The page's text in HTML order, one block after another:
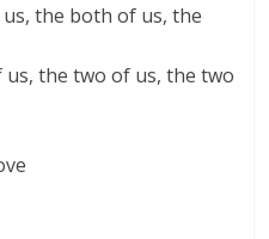
the both of us, the
the two of us, the two